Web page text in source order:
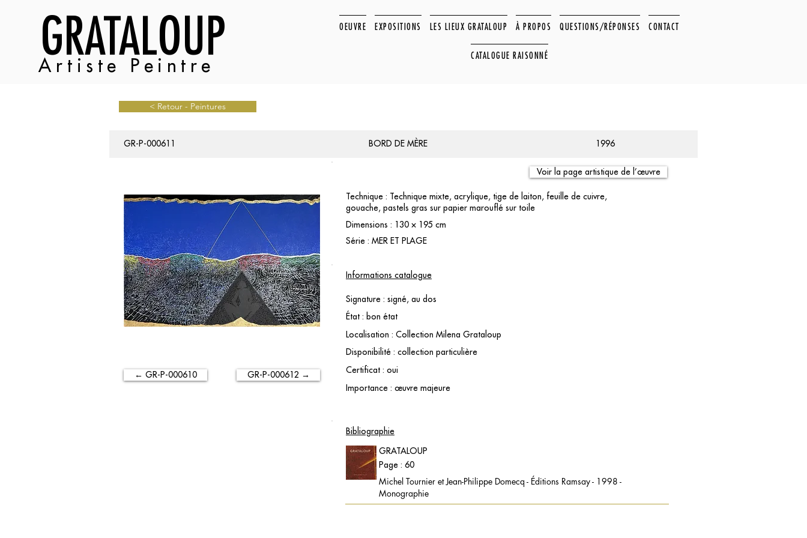
GRATALOUP
Artiste Peintre
OEUVRE EXPOSITIONS LES LIEUX GRATALOUP À PROPOS QUESTIONS/RÉPONSES CONTACT
CATALOGUE RAISONNÉ
< Retour - Peintures
GR-P-000611 BORD DE MÈRE 1996
← GR-P-000610 GR-P-000612 →
Voir la page artistique de l’œuvre
Technique : Technique mixte, acrylique, tige de laiton, feuille de cuivre,
gouache, pastels gras sur papier marouflé sur toile
Dimensions : 130 × 195 cm
Série : MER ET PLAGE
Informations catalogue
Signature : signé, au dos
État : bon état
Localisation : Collection Milena Grataloup
Disponibilité : collection particulière
Certificat : oui
Importance : œuvre majeure
Bibliographie
GRATALOUP
Michel Tournier et Jean-Philippe Domecq - Éditions Ramsay - 1998 -
Monographie
Page : 60